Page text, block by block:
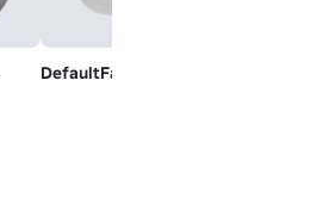
DefaultFallBackMood